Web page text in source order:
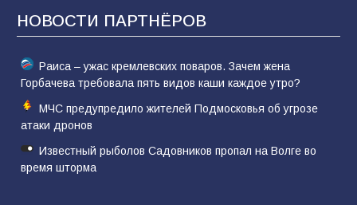
НОВОСТИ ПАРТНЁРОВ
Раиса – ужас кремлевских поваров. Зачем жена
Горбачева требовала пять видов каши каждое утро?
МЧС предупредило жителей Подмосковья об угрозе
атаки дронов
Известный рыболов Садовников пропал на Волге во
время шторма